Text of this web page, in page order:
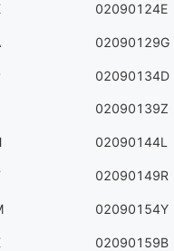
02090124E
02090129G
02090134D
02090139Z
02090144L
02090149R
02090154Y
02090159B